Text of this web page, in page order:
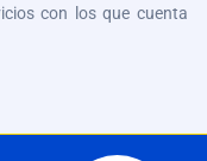
con los que cuenta